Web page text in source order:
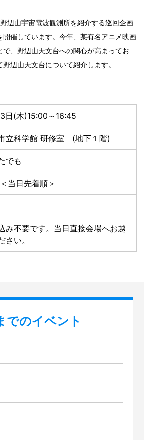
辺山宇宙電波観測所を紹介する巡回企画
開催しています。今年、某有名アニメ映画
で、野辺山天文台への関心が高まってお
辺山天文台について紹介します。
日(木)15:00～16:45
立科学館 研修室 (地下１階)
でも
当日先着順＞
み不要です。当日直接会場へお越
さい。
でのイベント